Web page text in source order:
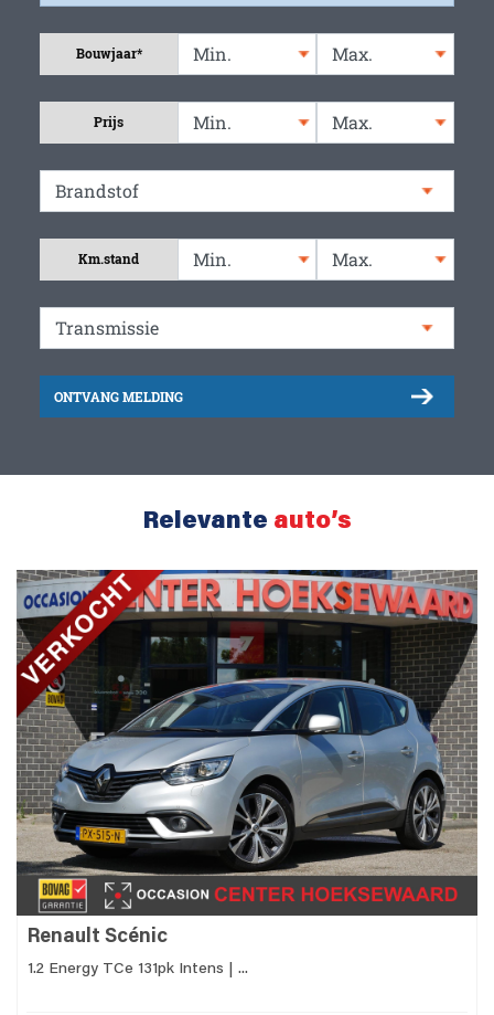
Bouwjaar*
Prijs
Km.stand
ONTVANG MELDING
Relevante auto’s
Renault Scénic
1.2 Energy TCe 131pk Intens | ...